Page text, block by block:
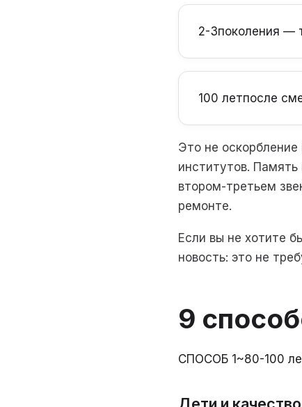
2-3поколения —
100 летпосле
Это не
институтов.
втором-третьем
ремонте.
Если вы не хотите
новость: это не
9
СПОСОБ 1 ~80-100